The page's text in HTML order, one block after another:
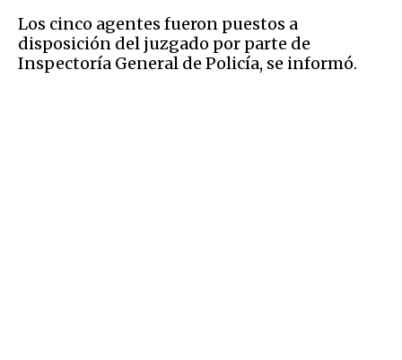
Los cinco agentes fueron puestos a
disposición del juzgado por parte de
Inspectoría General de Policía, se informó.